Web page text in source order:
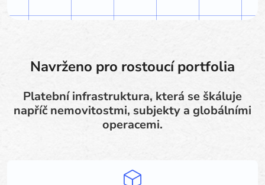
Navrženo pro rostoucí portfolia
Platební infrastruktura, která se škáluje
napříč nemovitostmi, subjekty a globálními
operacemi.